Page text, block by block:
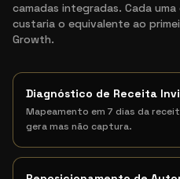
camadas integradas. Cada
custaria o equivalente ao
Growth.
Diagnóstico de Receita
Mapeamento em 7 dias da
gera mas não captura.